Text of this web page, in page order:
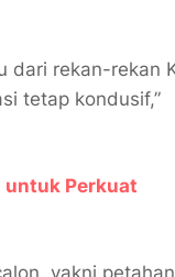
dari rekan-rekan
tetap kondusif,”
untuk Perkuat